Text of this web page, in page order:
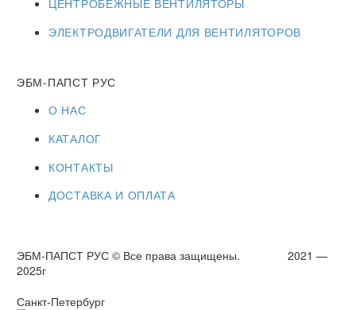
ЦЕНТРОБЕЖНЫЕ ВЕНТИЛЯТОРЫ
ЭЛЕКТРОДВИГАТЕЛИ ДЛЯ ВЕНТИЛЯТОРОВ
ЭБМ-ПАПСТ РУС
О НАС
КАТАЛОГ
КОНТАКТЫ
ДОСТАВКА И ОПЛАТА
ЭБМ-ПАПСТ РУС © Все права защищены. 2021 —
2025г
Санкт-Петербург